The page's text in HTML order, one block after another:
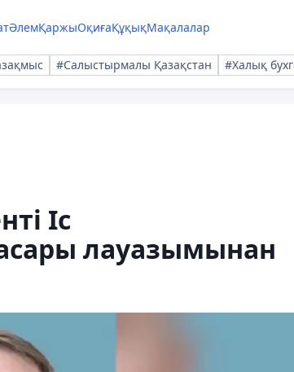
ӘлемҚаржыОқиғаҚұқықМақалалар
#Салыстырмалы Қазақстан #Халық
Іс
лауазымынан